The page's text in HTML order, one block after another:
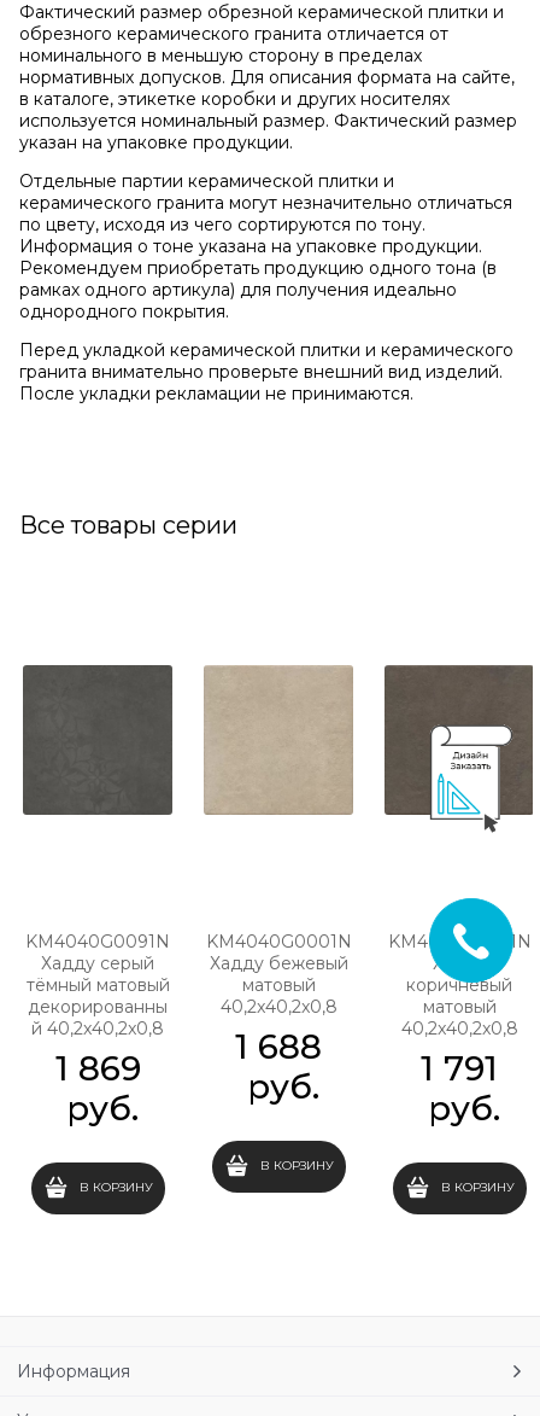
Фактический размер обрезной керамической плитки и
обрезного керамического гранита отличается от
номинального в меньшую сторону в пределах
нормативных допусков. Для описания формата на сайте,
в каталоге, этикетке коробки и других носителях
используется номинальный размер. Фактический размер
указан на упаковке продукции.
Отдельные партии керамической плитки и
керамического гранита могут незначительно отличаться
по цвету, исходя из чего сортируются по тону.
Информация о тоне указана на упаковке продукции.
Рекомендуем приобретать продукцию одного тона (в
рамках одного артикула) для получения идеально
однородного покрытия.
Перед укладкой керамической плитки и керамического
гранита внимательно проверьте внешний вид изделий.
После укладки рекламации не принимаются.
Все товары серии
KM4040G0091N
Хадду серый
тёмный матовый
декорированны
й 40,2x40,2x0,8
1 869
руб.
В КОРЗИНУ
KM4040G0001N
Хадду бежевый
матовый
40,2x40,2x0,8
1 688
руб.
В КОРЗИНУ
KM4040G0031N
Хадду
коричневый
матовый
40,2x40,2x0,8
1 791
руб.
В КОРЗИНУ
Информация